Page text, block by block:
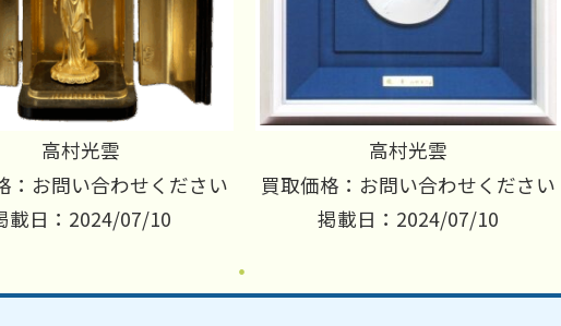
高村光雲
：お問い合わせください
載日：2024/07/10
高村光雲
買取価格：お問い合わせください
掲載日：2024/07/10